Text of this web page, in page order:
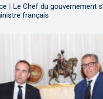
| Le Chef du gouvernement
français